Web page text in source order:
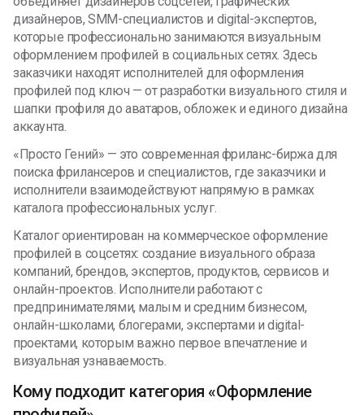
дизайнеров, SMM-специалистов и digital-экспертов,
которые профессионально занимаются визуальным
оформлением профилей в социальных сетях. Здесь
заказчики находят исполнителей для оформления
профилей под ключ — от разработки визуального стиля и
шапки профиля до аватаров, обложек и единого дизайна
аккаунта.
«Просто Гений» — это современная фриланс-биржа для
поиска фрилансеров и специалистов, где заказчики и
исполнители взаимодействуют напрямую в рамках
каталога профессиональных услуг.
Каталог ориентирован на коммерческое оформление
профилей в соцсетях: создание визуального образа
компаний, брендов, экспертов, продуктов, сервисов и
онлайн-проектов. Исполнители работают с
предпринимателями, малым и средним бизнесом,
онлайн-школами, блогерами, экспертами и digital-
проектами, которым важно первое впечатление и
визуальная узнаваемость.
Кому подходит категория «Оформление